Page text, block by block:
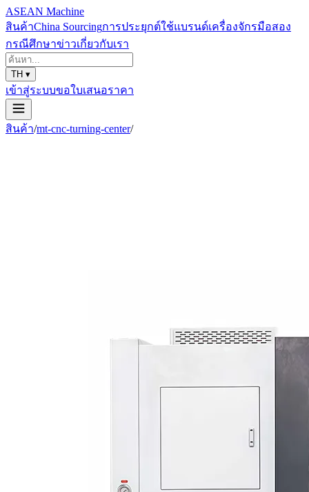
ASEAN Machine
สินค้าChina Sourcingการประยุกต์ใช้แบรนด์เครื่องจักรมือสอง
กรณีศึกษาข่าวเกี่ยวกับเรา
TH ▾
เข้าสู่ระบบขอใบเสนอราคา
สินค้า/mt-cnc-turning-center/